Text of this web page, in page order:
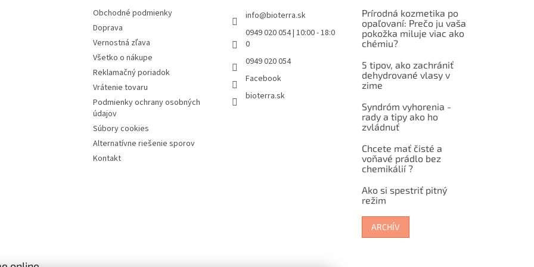
Obchodné podmienky
Doprava
Vernostná zľava
Všetko o nákupe
Reklamačný poriadok
Vrátenie tovaru
Podmienky ochrany osobných
údajov
Súbory cookies
Alternatívne riešenie sporov
Kontakt
info@bioterra.sk
0949 020 054 | 10:00 - 18:0
0
0949 020 054
Facebook
bioterra.sk
Prírodná kozmetika po
opaľovaní: Prečo ju vaša
pokožka miluje viac ako
chémiu?
5 tipov, ako zachrániť
dehydrované vlasy v
zime
Syndróm vyhorenia -
rady a tipy ako ho
zvládnuť
Chcete mať čisté a
voňavé prádlo bez
chemikálií ?
Ako si spestriť pitný
režim
ARCHÍV